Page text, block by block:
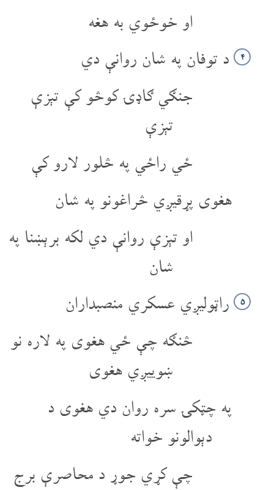
او خوځوي به هغه
۴ د توفان په شان روانې دي
جنګي ګاډۍ کوڅو کې تېزې
تېزې
ځي راځي په څلور لارو کې
هغوی پړقیږي څراغونو په شان
او تېزې روانې دي لکه برېښنا په
شان
۵ راټولیږي عسکري منصبداران
څنګه چې ځي هغوی په لاره نو
ښوییږي هغوی
په چټکۍ سره روان دي هغوی د
دېوالونو خواته
چې کړي جوړ د محاصرې برج